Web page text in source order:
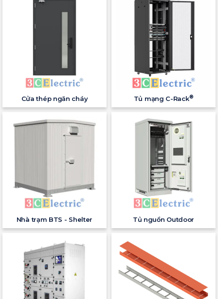
Cửa thép ngăn cháy Tủ mạng C-Rack®
Nhà trạm BTS - Shelter Tủ nguồn Outdoor